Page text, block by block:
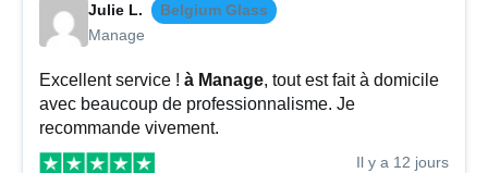
Julie L.
Belgium Glass
Manage
Excellent service ! à Manage, tout est fait à domicile
avec beaucoup de professionnalisme. Je
recommande vivement.
Il y a 12 jours